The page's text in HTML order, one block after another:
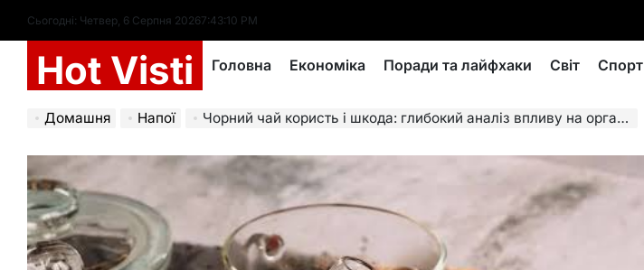
вмісту
Сьогодні: Четвер, 6 Серпня 20267:43:11 PM
Hot Visti Головна Економіка Поради та лайфхаки Світ Спорт
Домашня Напої Чорний чай користь і шкода: глибокий аналіз впливу на організм